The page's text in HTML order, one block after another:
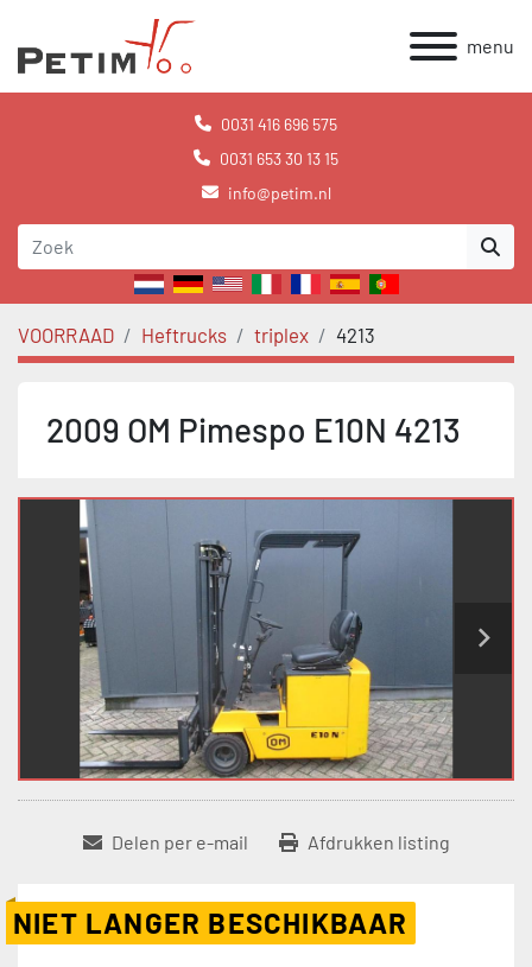
menu
0031 416 696 575
0031 653 30 13 15
info@petim.nl
VOORRAAD Heftrucks triplex 4213
2009 OM Pimespo E10N 4213
Delen per e-mail Afdrukken listing
NIET LANGER BESCHIKBAAR